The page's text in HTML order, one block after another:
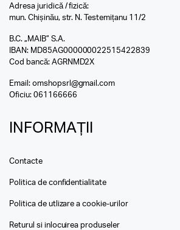
Adresa juridică / fizică:
mun. Chișinău, str. N. Testemițanu 11/2
B.C. „MAIB” S.A.
IBAN: MD85AG000000022515422839
Cod bancă: AGRNMD2X
Email: omshopsrl@gmail.com
Oficiu: 061166666
INFORMAȚII
Contacte
Politica de confidentialitate
Politica de utlizare a cookie-urilor
Returul si inlocuirea produseler